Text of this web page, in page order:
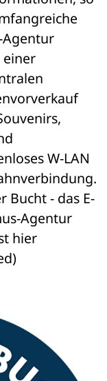
Agentur
einer
W-LAN
Bucht - das E-
Agentur
hier